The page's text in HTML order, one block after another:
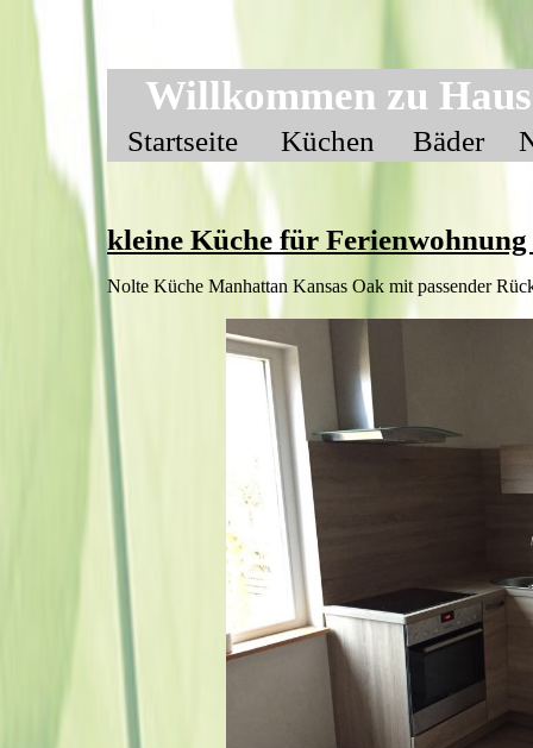
Willkommen zu
Startseite Küchen Bäder
kleine Küche für
Nolte Küche Manhattan Kansas Oak mit passender